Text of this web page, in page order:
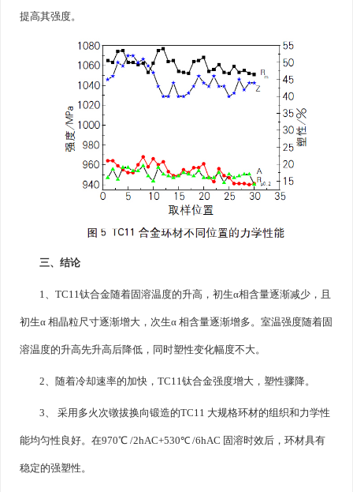
提高其强度。
三、结论
1、TC11钛合金随着固溶温度的升高，初生α相含量逐渐减少，且
初生α 相晶粒尺寸逐渐增大，次生α 相含量逐渐增多。室温强度随着固
溶温度的升高先升高后降低，同时塑性变化幅度不大。
2、随着冷却速率的加快，TC11钛合金强度增大，塑性骤降。
3、 采用多火次镦拔换向锻造的TC11 大规格环材的组织和力学性
能均匀性良好。在970℃ /2hAC+530℃ /6hAC 固溶时效后，环材具有
稳定的强塑性。